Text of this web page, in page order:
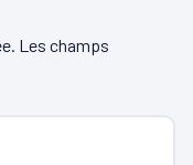
Les champs